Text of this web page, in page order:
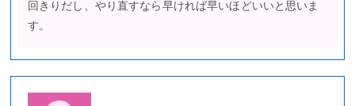
回きりだし、やり直すなら早ければ早いほどいいと思いま
す。